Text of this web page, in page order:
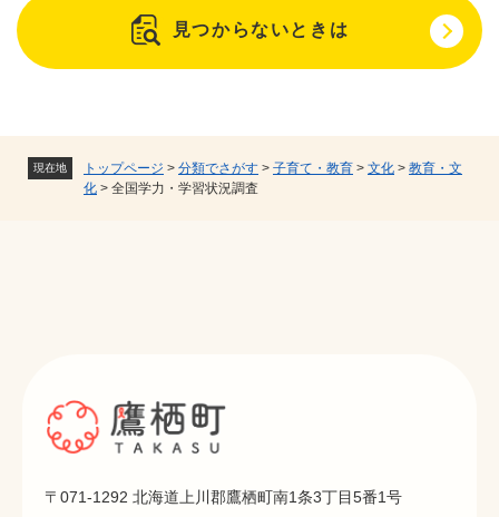
現在地 トップページ > 分類でさがす > 子育て・教育 > 文化 > 教育・文
化 > 全国学力・学習状況調査
見つからないときは
〒071-1292 北海道上川郡鷹栖町南1条3丁目5番1号